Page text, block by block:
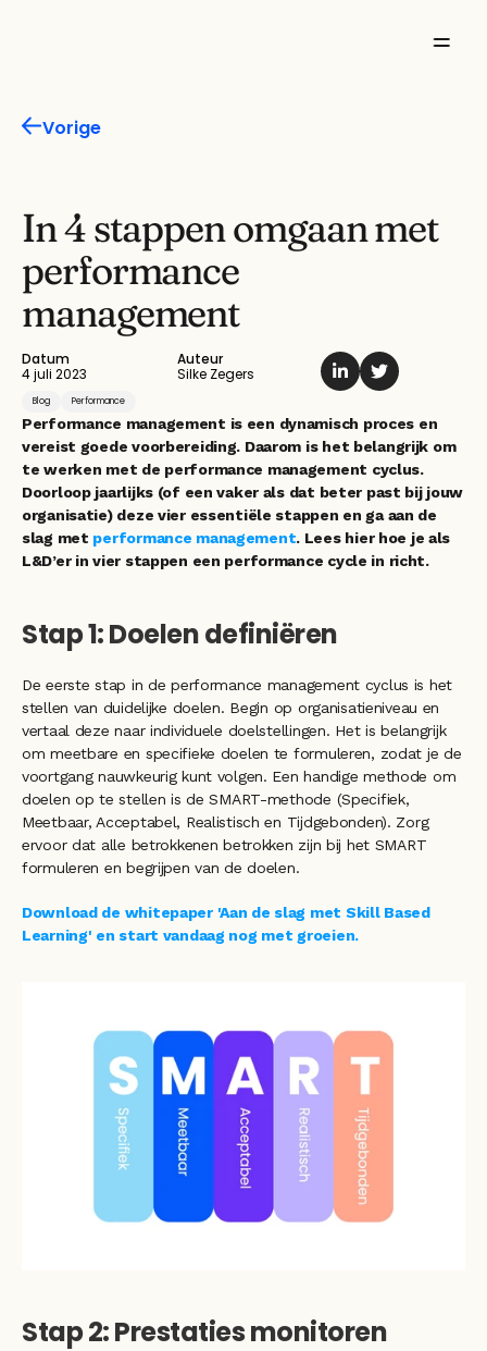
Vorige
Datum
4 juli 2023
Auteur
Silke Zegers
Blog Performance
In 4 stappen omgaan met
performance
management
Performance management is een dynamisch proces en
vereist goede voorbereiding. Daarom is het belangrijk om
te werken met de performance management cyclus.
Doorloop jaarlijks (of een vaker als dat beter past bij jouw
organisatie) deze vier essentiële stappen en ga aan de
slag met performance management. Lees hier hoe je als
L&D’er in vier stappen een performance cycle in richt.
Stap 1: Doelen definiëren
De eerste stap in de performance management cyclus is het
stellen van duidelijke doelen. Begin op organisatieniveau en
vertaal deze naar individuele doelstellingen. Het is belangrijk
om meetbare en specifieke doelen te formuleren, zodat je de
voortgang nauwkeurig kunt volgen. Een handige methode om
doelen op te stellen is de SMART-methode (Specifiek,
Meetbaar, Acceptabel, Realistisch en Tijdgebonden). Zorg
ervoor dat alle betrokkenen betrokken zijn bij het SMART
formuleren en begrijpen van de doelen.
Download de whitepaper 'Aan de slag met Skill Based
Learning' en start vandaag nog met groeien.
Stap 2: Prestaties monitoren
Oplossingen
Inspiratie
Over ons
Product